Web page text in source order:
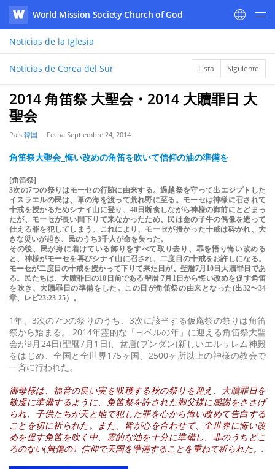
WATV
World Mission Society Church of God
Noticias de la Iglesia
Noticias de Corea del Sur Lista Siguiente
2014 角笛祭 大聖会・2014 大贖罪日 大
聖会
País 韓国 Fecha Septiembre 24, 2014
角笛祭大聖会_悔い改めの角笛を吹いて信仰の油の準備を
[角笛祭]
3次の7つの祭りはモーセの行跡に由来する。過越祭を守って出エジプトした
イスラエルの民は、葦の海を渡って荒れ野に至る。モーセは神様に召されて
十戒を授かるためシナイ山に登り、40日断食しながら神様の御前にとどまっ
たが、モーセが長い間下りて来なかったため、民は金の子牛の偶像を造って
仕える罪を犯してしまう。これにより、モーセが授かった十戒は砕かれ、大
きな災いが起き、民のうち3千人が命を失った。
その後、民が身に着けている飾りをすべて取り去り、罪を悟り悔い改める
と、神様がモーセを再びシナイ山に召され、二度目の十戒をお許しになる。
モーセが二度目の十戒を授かって下りて来た日が、聖暦7月10日大贖罪日であ
る。民たちは、大贖罪日の10日前である聖暦 7月1日から悔い改めを促す角笛
を吹き、大贖罪日の準備をした。この日が角笛祭の由来となった(出32〜34
章、レビ23:23-25）。
1年、3次の7つの祭りのうち、3次に該当する仮庵祭の祭りは角笛
祭から始まる。 2014年霊的な「ヨベルの年」に迎える角笛祭大聖
会が9月24日(聖暦7月1日)、盆唐(ブンダン)新しいエルサレム神殿
をはじめ、全国と全世界175ヶ国、2500ヶ所以上の神様の教会で
一斉に行われた。
御母様は、福音の良い実を収穫する秋の祭りを迎え、大贖罪日を
敬虔に準備するように、角笛祭を許された御父様に感謝をささげ
られ、子供たちが天と地で犯した罪を心から悔い改めて告白する
ことを切に祈られた。また、皆が心を合わせて、全世界に悔い改
めを促す角笛を吹く中、霊的な油を十分に準備し、非のうちどこ
ろのない(無傷の）信仰で天国を準備することを重ねて祈られた。.